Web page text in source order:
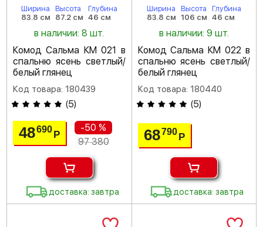
Ширина
83.8 см
Высота
87.2 см
Глубина
46 см
в наличии: 8 шт.
Комод Сальма КМ 021 в
спальню ясень светлый/
белый глянец
Код товара: 180439
(5)
48690Р
-50 %
97 380
доставка: завтра
Ширина
83.8 см
Высота
106 см
Глубина
46 см
в наличии: 9 шт.
Комод Сальма КМ 022 в
спальню ясень светлый/
белый глянец
Код товара: 180440
(5)
68790 Р
доставка: завтра